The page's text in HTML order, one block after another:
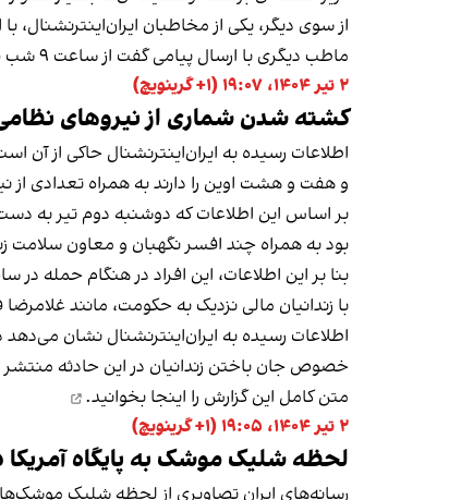
از سوی دیگر، یکی از مخاطبان
ماطب دیگری با ارسال پیامی گفت از ساعت ۹ شب صدای ضدهوایی به‌صورت پی‌درپی در شمال شرقی تهران شنیده می‌شود.
۲ تیر ۱۴۰۴، ۱۹:۰۷ (‎+۱ گرینویچ)
کشته شدن شماری از نیروهای نظامی
اطلاعات رسیده به ایران‌اینترنشنال حاکی از آن
و هفت و هشت اوین را دارند به همراه تعدادی از
بر اساس این اطلاعات که دوشنبه دوم تیر به
بود به همراه چند افسر نگهبان و معاون سلامت
بنا بر این اطلاعات، این افراد در هنگام حمله
با زندانیان مالی نزدیک به حکومت، مانند
اطلاعات رسیده به ایران‌اینترنشنال نشان
خصوص جان باختن زندانیان در این حادثه
متن کامل این گزارش را اینجا بخوانید.
۲ تیر ۱۴۰۴، ۱۹:۰۵ (‎+۱ گرینویچ)
لحظه شلیک موشک به پایگاه‌ آمریکا
رسانه‌های ایران تصاویری از لحظه شلیک